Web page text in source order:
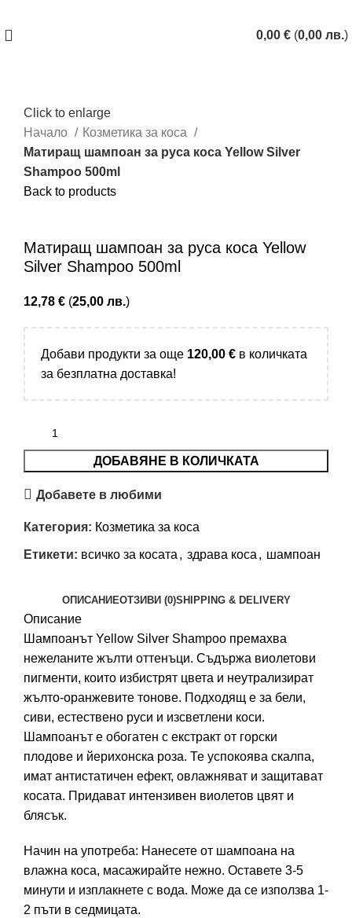
0,00 € (0,00 лв.)
Click to enlarge
Начало
Козметика за коса
Матиращ шампоан за руса коса Yellow Silver
Shampoo 500ml
Back to products
Купи с
Матиращ шампоан за руса коса Yellow
Silver Shampoo 500ml
12,78 € (25,00 лв.)
Добави продукти за още 120,00 € в количката
за безплатна доставка!
ДОБАВЯНЕ В КОЛИЧКАТА
Добавете в любими
Категория: Козметика за коса
Етикети: всичко за косата , здрава коса , шампоан
ОПИСАНИЕОТЗИВИ (0)SHIPPING & DELIVERY
Описание
Шампоанът Yellow Silver Shampoo премахва
нежеланите жълти оттенъци. Съдържа виолетови
пигменти, които избистрят цвета и неутрализират
жълто-оранжевите тонове. Подходящ е за бели,
сиви, естествено руси и изсветлени коси.
Шампоанът е обогатен с екстракт от горски
плодове и йерихонска роза. Те успокоява скалпа,
имат антистатичен ефект, овлажняват и защитават
косата. Придават интензивен виолетов цвят и
блясък.
Начин на употреба: Нанесете от шампоана на
влажна коса, масажирайте нежно. Оставете 3-5
минути и изплакнете с вода. Може да се използва 1-
2 пъти в седмицата.